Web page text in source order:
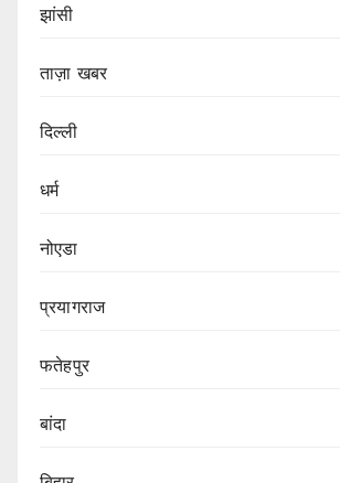
झांसी
ताज़ा खबर
दिल्ली
धर्म
नोएडा
प्रयागराज
फतेहपुर
बांदा